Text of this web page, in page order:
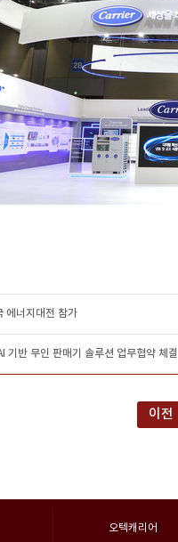
에너지대전 참가
기반 무인 판매기 솔루션 업무협약 체결
이전
오텍캐리어